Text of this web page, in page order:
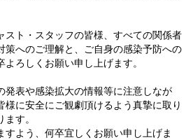
スト・スタッフの皆様、すべての関係者
策へのご理解と、ご自身の感染予防への
よろしくお願い申し上げます。
発表や感染拡大の情報等に注意しなが
様に安全にご観劇頂けるよう真摯に取り
す。
すよう、何卒宜しくお願い申し上げま